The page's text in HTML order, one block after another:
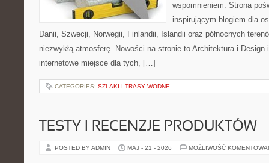
wspomnieniem. Strona
inspirującym blogiem dla
Danii, Szwecji, Norwegii, Finlandii, Islandii oraz północnych
niezwykłą atmosferę. Nowości na stronie to Architektura i Design
internetowe miejsce dla tych, […]
CATEGORIES: SZLAKI I TRASY WODNE
TESTY I RECENZJE PRODUKTÓW
POSTED BY ADMIN MAJ - 21 - 2026 MOŻLIWOŚĆ